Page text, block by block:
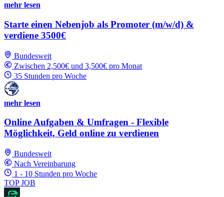
mehr lesen
Starte einen Nebenjob als Promoter (m/w/d) &
verdiene 3500€
Bundesweit
Zwischen 2,500€ und 3,500€ pro Monat
35 Stunden pro Woche
mehr lesen
Online Aufgaben & Umfragen - Flexible
Möglichkeit, Geld online zu verdienen
Bundesweit
Nach Vereinbarung
1 - 10 Stunden pro Woche
TOP JOB